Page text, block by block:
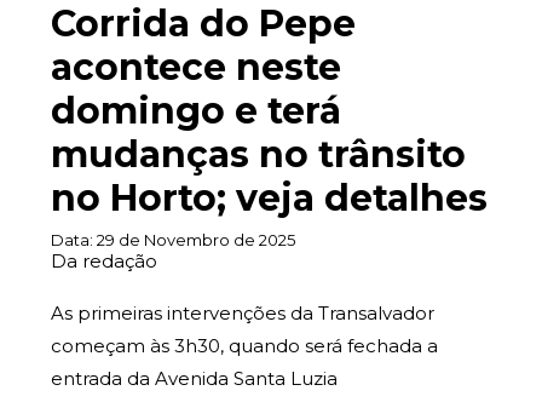
Corrida do Pepe
acontece neste
domingo e terá
mudanças no trânsito
no Horto; veja detalhes
Data: 29 de Novembro de 2025
Da redação
As primeiras intervenções da Transalvador
começam às 3h30, quando será fechada a
entrada da Avenida Santa Luzia